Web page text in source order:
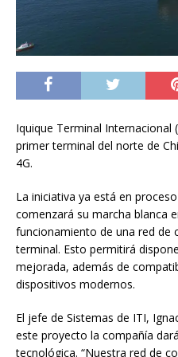
Iquique Terminal Internacional
primer terminal del norte de
4G.
La iniciativa ya está en
comenzará su marcha blanca
funcionamiento de una red de
terminal. Esto permitirá
mejorada, además de
dispositivos modernos.
El jefe de Sistemas de ITI,
este proyecto la compañía
tecnológica. “Nuestra red de